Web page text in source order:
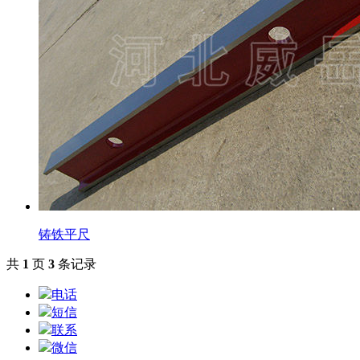
铸铁平尺
共 1 页 3 条记录
电话
短信
联系
微信